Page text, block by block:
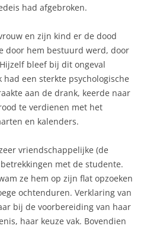
had afgebroken.
en zijn kind er de dood
door hem bestuurd werd, door
bleef bij dit ongeval
een sterkte psychologische
aan de drank, keerde naar
te verdienen met het
en kalenders.
vriendschappelijke (de
met de studente.
ze hem op zijn flat opzoeken
ochtenduren. Verklaring van
bij de voorbereiding van haar
haar keuze vak. Bovendien